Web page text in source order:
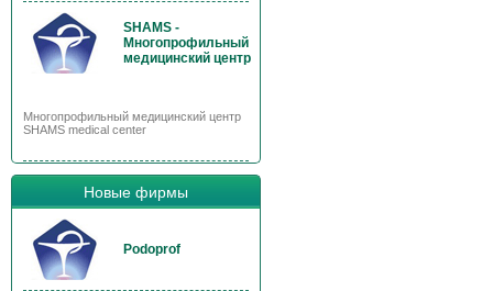
SHAMS -
Многопрофильный
медицинский центр
Многопрофильный медицинский центр
SHAMS medical center
Новые фирмы
Podoprof